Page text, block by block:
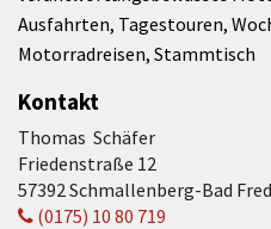
Ausfahrten, Tagestouren,
Motorradreisen, Stammtisch
Kontakt
Thomas Schäfer
Friedenstraße 12
57392 Schmallenberg-Bad
(0175) 10 80 719